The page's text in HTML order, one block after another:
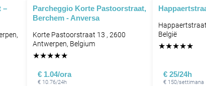
–
Parcheggio Korte Pastoorstraat,
Berchem - Anversa
Korte Pastoorstraat 13 , 2600
Antwerpen, Belgium
★★★★★
€ 1.04/ora
€ 10.76/24h
België
★★★★★
€ 25/24h
€ 150/settimana